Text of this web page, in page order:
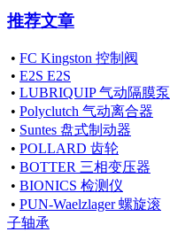
推荐文章
• FC Kingston 控制阀
• E2S E2S
• LUBRIQUIP 气动隔膜泵
• Polyclutch 气动离合器
• Suntes 盘式制动器
• POLLARD 齿轮
• BOTTER 三相变压器
• BIONICS 检测仪
• PUN-Waelzlager 螺旋滚
子轴承